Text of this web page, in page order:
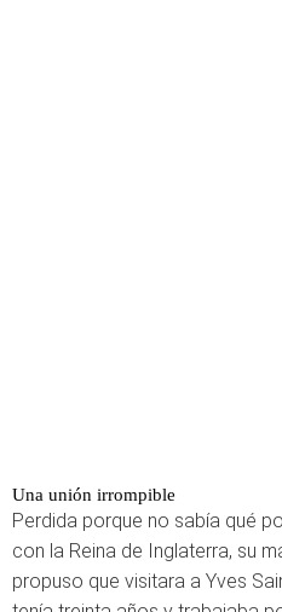
Una unión irrompible
Perdida porque no sabía qué
con la Reina de Inglaterra, su
propuso que visitara a Yves